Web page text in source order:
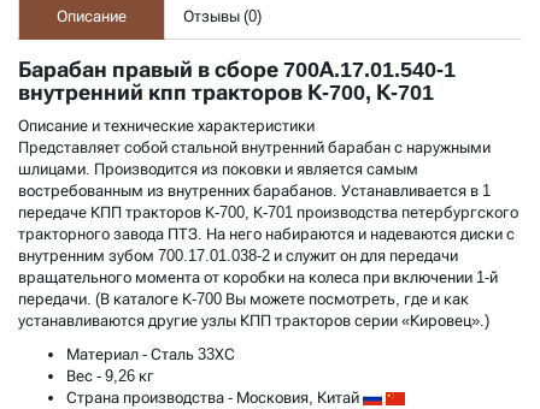
Описание
Отзывы (0)
Барабан правый в сборе 700А.17.01.540-1
внутренний кпп тракторов К-700, К-701
Описание и технические характеристики
Представляет собой стальной внутренний барабан с наружными
шлицами. Производится из поковки и является самым
востребованным из внутренних барабанов. Устанавливается в 1
передаче КПП тракторов К-700, К-701 производства петербургского
тракторного завода ПТЗ. На него набираются и надеваются диски с
внутренним зубом 700.17.01.038-2 и служит он для передачи
вращательного момента от коробки на колеса при включении 1-й
передачи. (В каталоге К-700 Вы можете посмотреть, где и как
устанавливаются другие узлы КПП тракторов серии «Кировец».)
Материал - Сталь 33ХС
Вес - 9,26 кг
Страна производства - Московия, Китай